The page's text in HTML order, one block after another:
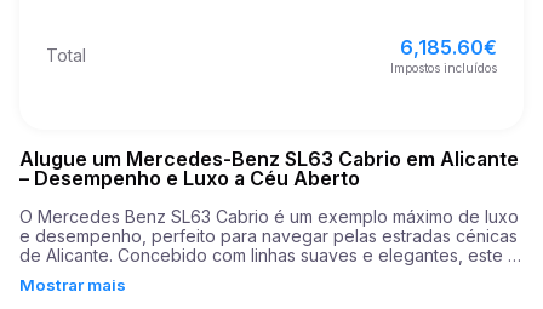
5,000.00 €
Total 6,185.60€
Impostos incluídos
Alugue um Mercedes-Benz SL63 Cabrio em Alicante
– Desempenho e Luxo a Céu Aberto
O Mercedes Benz SL63 Cabrio é um exemplo máximo de luxo
e desempenho, perfeito para navegar pelas estradas cénicas
de Alicante. Concebido com linhas suaves e elegantes, este
uma experiência de condução emocionante. Sob o capô, o
Mostrar mais